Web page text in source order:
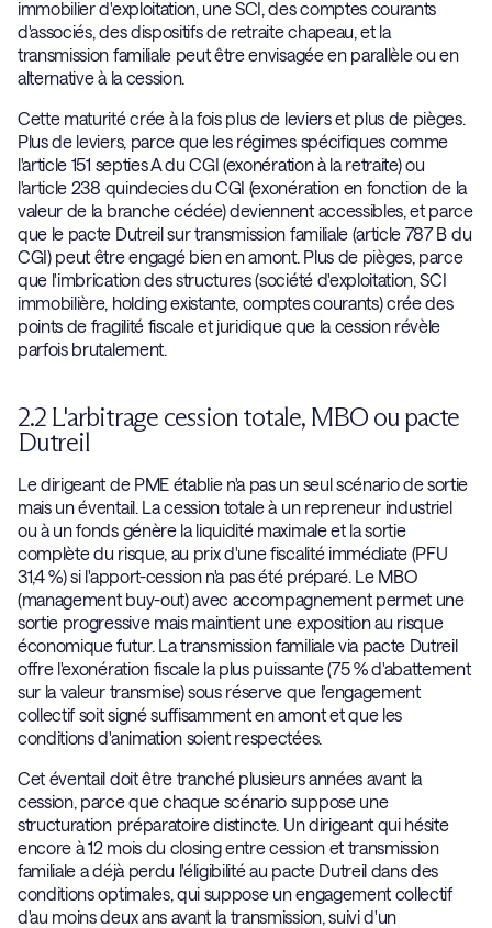
immobilier d'exploitation, une SCI, des comptes courants
d'associés, des dispositifs de retraite chapeau, et la
transmission familiale peut être envisagée en parallèle ou en
alternative à la cession.
Cette maturité crée à la fois plus de leviers et plus de pièges.
Plus de leviers, parce que les régimes spécifiques comme
l'article 151 septies A du CGI (exonération à la retraite) ou
l'article 238 quindecies du CGI (exonération en fonction de la
valeur de la branche cédée) deviennent accessibles, et parce
que le pacte Dutreil sur transmission familiale (article 787 B du
CGI) peut être engagé bien en amont. Plus de pièges, parce
que l'imbrication des structures (société d'exploitation, SCI
immobilière, holding existante, comptes courants) crée des
points de fragilité fiscale et juridique que la cession révèle
parfois brutalement.
2.2 L'arbitrage cession totale, MBO ou pacte
Dutreil
Le dirigeant de PME établie n'a pas un seul scénario de sortie
mais un éventail. La cession totale à un repreneur industriel
ou à un fonds génère la liquidité maximale et la sortie
complète du risque, au prix d'une fiscalité immédiate (PFU
31,4 %) si l'apport-cession n'a pas été préparé. Le MBO
(management buy-out) avec accompagnement permet une
sortie progressive mais maintient une exposition au risque
économique futur. La transmission familiale via pacte Dutreil
offre l'exonération fiscale la plus puissante (75 % d'abattement
sur la valeur transmise) sous réserve que l'engagement
collectif soit signé suffisamment en amont et que les
conditions d'animation soient respectées.
Cet éventail doit être tranché plusieurs années avant la
cession, parce que chaque scénario suppose une
structuration préparatoire distincte. Un dirigeant qui hésite
encore à 12 mois du closing entre cession et transmission
familiale a déjà perdu l'éligibilité au pacte Dutreil dans des
conditions optimales, qui suppose un engagement collectif
d'au moins deux ans avant la transmission, suivi d'un